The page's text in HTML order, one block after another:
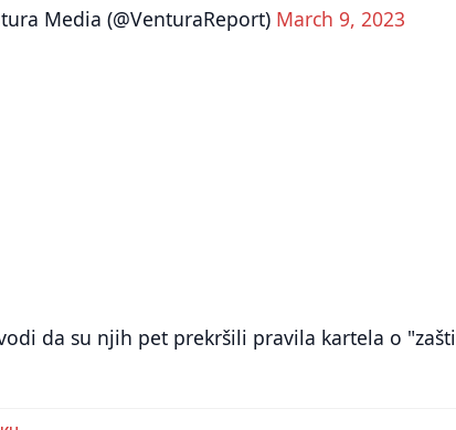
Media (@VenturaReport) March 9, 2023
da su njih pet prekršili pravila kartela o